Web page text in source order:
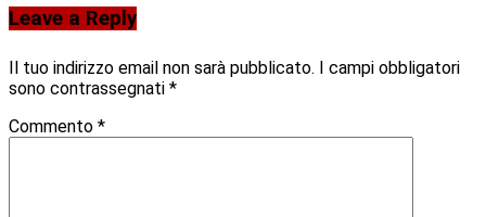
Leave a Reply
Il tuo indirizzo email non sarà pubblicato. I campi obbligatori
sono contrassegnati *
Commento *